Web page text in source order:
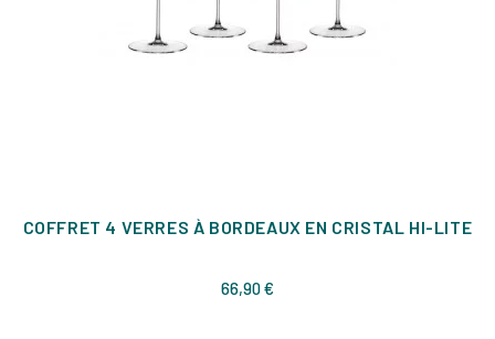
COFFRET 4 VERRES À BORDEAUX EN CRISTAL HI-LITE
66,90 €Prix